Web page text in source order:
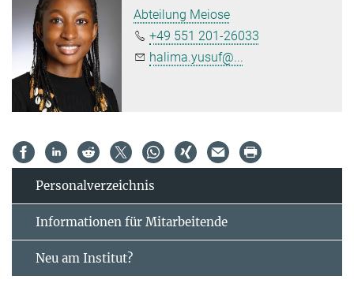
Abteilung Meiose
+49 551 201-26033
halima.yusuf@...
Personal­verzeichnis
Informationen für Mitarbeitende
Neu am Institut?